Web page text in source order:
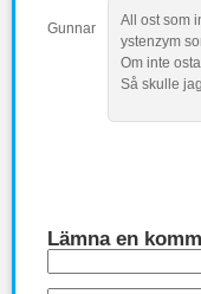
Gunnar
All ost som
ystenzym
Om inte
Så skulle
Lämna en